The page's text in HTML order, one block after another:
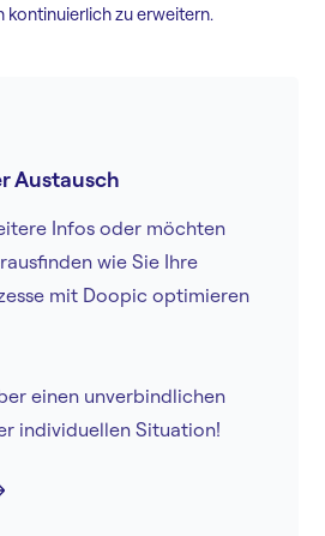
kontinuierlich zu erweitern.
Austausch
Infos oder möchten
wie Sie Ihre
mit Doopic optimieren
einen unverbindlichen
individuellen Situation!